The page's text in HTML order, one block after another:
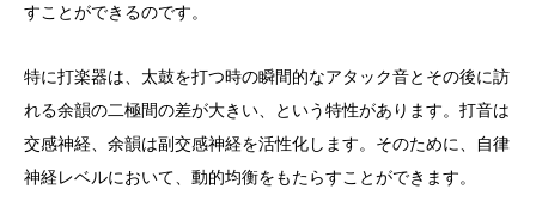
すことができるのです。
特に打楽器は、太鼓を打つ時の瞬間的なアタック音とその後に訪
れる余韻の二極間の差が大きい、という特性があります。打音は
交感神経、余韻は副交感神経を活性化します。そのために、自律
神経レベルにおいて、動的均衡をもたらすことができます。